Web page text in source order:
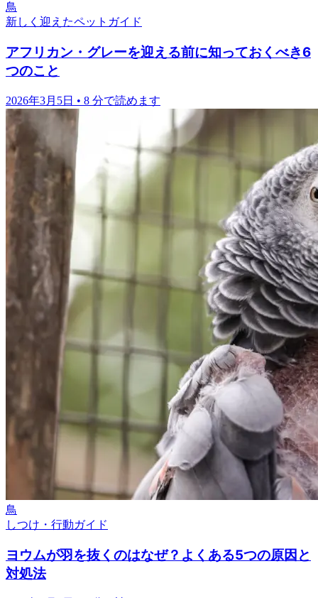
鳥
新しく迎えたペットガイド
アフリカン・グレーを迎える前に知っておくべき6
つのこと
2026年3月5日 • 8 分で読めます
鳥
しつけ・行動ガイド
ヨウムが羽を抜くのはなぜ？よくある5つの原因と
対処法